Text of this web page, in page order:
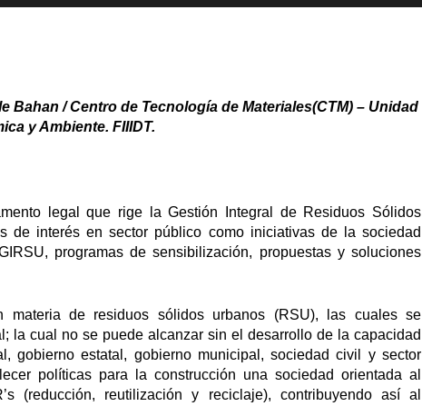
Bahan / Centro de Tecnología de Materiales(CTM) – Unidad
y Ambiente. FIIIDT.
legal que rige la Gestión Integral de Residuos Sólidos
de interés en sector público como iniciativas de la sociedad
programas de sensibilización, propuestas y soluciones
materia de residuos sólidos urbanos (RSU), las cuales se
la cual no se puede alcanzar sin el desarrollo de la capacidad
gobierno estatal, gobierno municipal, sociedad civil y sector
políticas para la construcción una sociedad orientada al
(reducción, reutilización y reciclaje), contribuyendo así al